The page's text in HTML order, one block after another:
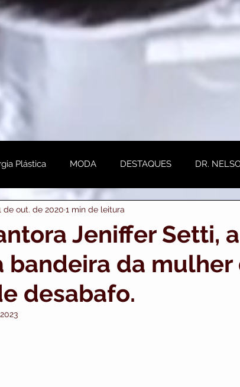
Plástica MODA DESTAQUES DR.
Odonto NUTRIÇÃO
PRIME IMPORTS Autoestima & Motivação
Jeniffer Setti, a
bandeira da mulher
desabafo.
de out. de 2020 1 min de leitura